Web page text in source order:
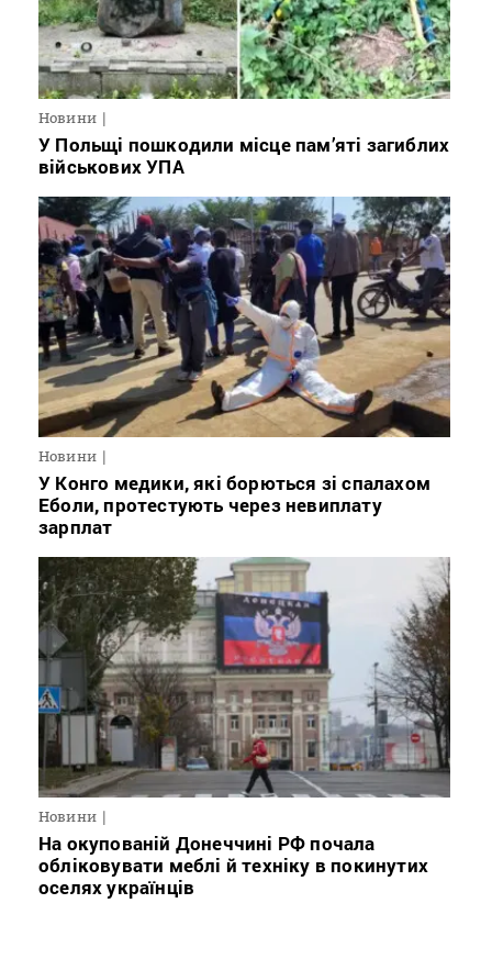
Новини
У Польщі пошкодили місце пам’яті загиблих
військових УПА
Новини
У Конго медики, які борються зі спалахом
Еболи, протестують через невиплату
зарплат
Новини
На окупованій Донеччині РФ почала
обліковувати меблі й техніку в покинутих
оселях українців